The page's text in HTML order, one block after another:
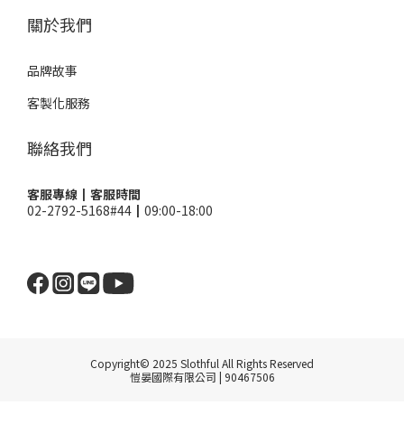
關於我們
品牌故事
客製化服務
聯絡我們
客服專線┃客服時間
02-2792-5168#44┃09:00-18:00
Copyright© 2025 Slothful All Rights Reserved
愷晏國際有限公司 | 90467506